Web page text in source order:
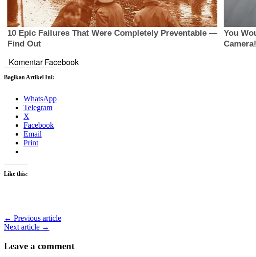
Komentar Facebook
Bagikan Artikel Ini:
WhatsApp
Telegram
X
Facebook
Email
Print
Like this:
← Previous article
Next article →
Leave a comment